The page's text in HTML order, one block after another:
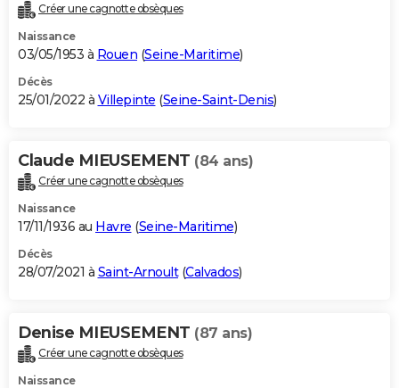
Créer une cagnotte obsèques
Naissance
03/05/1953 à Rouen (Seine-Maritime)
Décès
25/01/2022 à Villepinte (Seine-Saint-Denis)
Claude MIEUSEMENT (84 ans)
Créer une cagnotte obsèques
Naissance
17/11/1936 au Havre (Seine-Maritime)
Décès
28/07/2021 à Saint-Arnoult(Calvados)
Denise MIEUSEMENT (87 ans)
Créer une cagnotte obsèques
Naissance